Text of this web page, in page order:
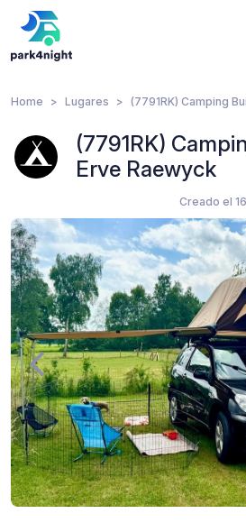
Home Lugares (7791RK) Camping
(7791RK)
Erve Raewyck
Creado el